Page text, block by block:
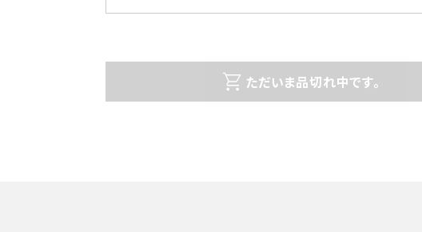
ただいま品切れ中です。